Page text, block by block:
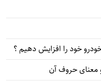
خود را افزایش دهیم ؟
معنای حروف آن